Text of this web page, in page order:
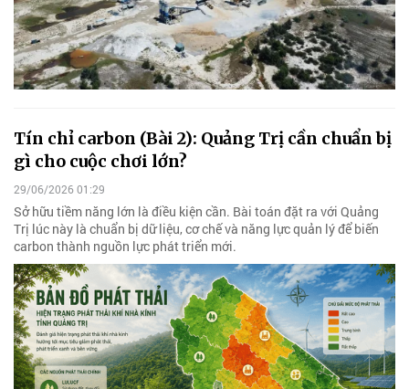
Tín chỉ carbon (Bài 2): Quảng Trị cần chuẩn bị
gì cho cuộc chơi lớn?
29/06/2026 01:29
Sở hữu tiềm năng lớn là điều kiện cần. Bài toán đặt ra với Quảng
Trị lúc này là chuẩn bị dữ liệu, cơ chế và năng lực quản lý để biến
carbon thành nguồn lực phát triển mới.